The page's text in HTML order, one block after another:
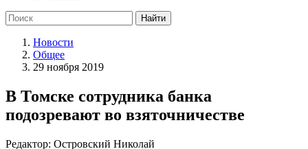
Новости
Общее
29 ноября 2019
В Томске сотрудника банка
подозревают во взяточничестве
Редактор: Островский Николай